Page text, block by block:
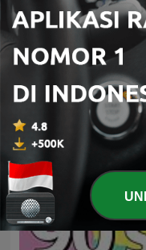
House not House
Podcast